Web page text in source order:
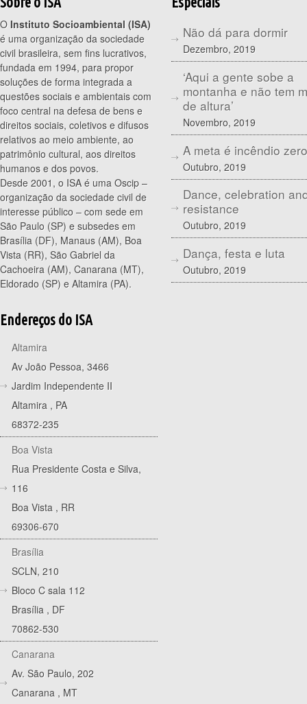
O Instituto Socioambiental (ISA)
é uma organização da sociedade
civil brasileira, sem fins lucrativos,
fundada em 1994, para propor
soluções de forma integrada a
questões sociais e ambientais com
foco central na defesa de bens e
direitos sociais, coletivos e difusos
relativos ao meio ambiente, ao
patrimônio cultural, aos direitos
humanos e dos povos.
Desde 2001, o ISA é uma Oscip –
organização da sociedade civil de
interesse público – com sede em
São Paulo (SP) e subsedes em
Brasília (DF), Manaus (AM), Boa
Vista (RR), São Gabriel da
Cachoeira (AM), Canarana (MT),
Eldorado (SP) e Altamira (PA).
Endereços do ISA
Altamira
Av João Pessoa, 3466
Jardim Independente II
Altamira , PA
68372-235
Boa Vista
Rua Presidente Costa e Silva,
116
Boa Vista , RR
69306-670
Brasília
SCLN, 210
Bloco C sala 112
Brasília , DF
70862-530
Canarana
Av. São Paulo, 202
Canarana , MT
Não dá para dormir
Dezembro, 2019
‘Aqui a gente sobe a
montanha e não tem
de altura’
Novembro, 2019
A meta é incêndio zero
Outubro, 2019
Dance, celebration
resistance
Outubro, 2019
Dança, festa e luta
Outubro, 2019